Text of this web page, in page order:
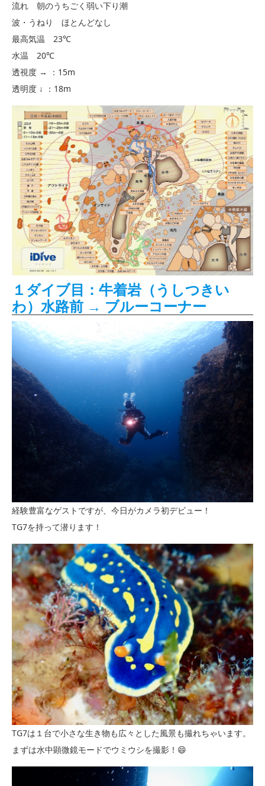
流れ 朝のうちごく弱い下り潮
波・うねり ほとんどなし
最高気温 23℃
水温 20℃
透視度 → ：15m
透明度 ↓ ：18m
１ダイブ目：牛着岩（うしつきい
わ）水路前 → ブルーコーナー
経験豊富なゲストですが、今日がカメラ初デビュー！
TG7を持って潜ります！
TG7は１台で小さな生き物も広々とした風景も撮れちゃいます。
まずは水中顕微鏡モードでウミウシを撮影！😄